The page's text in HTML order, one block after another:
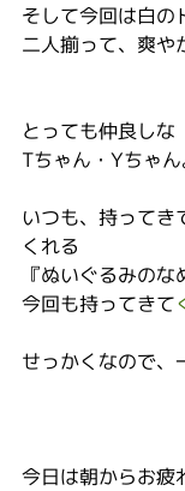
そして今回は白の
二人揃って、爽や
とっても仲良しな
Tちゃん・Yちゃん
いつも、持ってき
くれる
『ぬいぐるみのな
今回も持ってきて
せっかくなので、
今日は朝からお疲